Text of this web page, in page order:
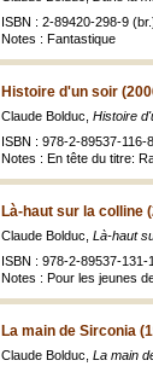
ISBN : 2-89420-298-9
Notes : Fantastique
Histoire d'un soir
Claude Bolduc, Histoire
ISBN : 978-2-89537-116-
Notes : En tête du titre:
Là-haut sur la colline
Claude Bolduc, Là-haut
ISBN : 978-2-89537-131-1
Notes : Pour les jeunes
La main de Sirconia
Claude Bolduc, La main